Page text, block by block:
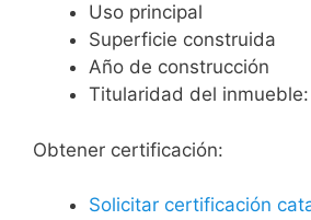
Uso principal
Superficie construida
Año de construcción
Titularidad del inmueble:
Obtener certificación:
Solicitar certificación